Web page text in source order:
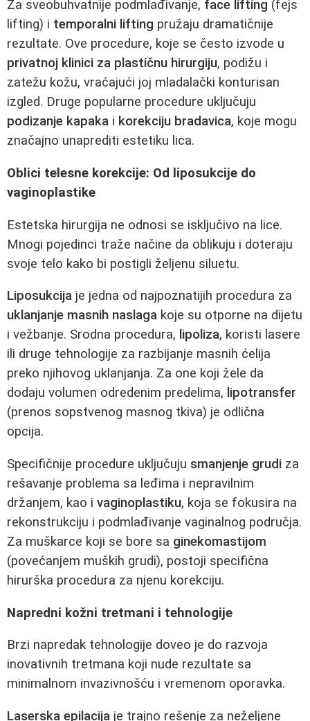
Za sveobuhvatnije podmlađivanje, face lifting (fejs
lifting) i temporalni lifting pružaju dramatičnije
rezultate. Ove procedure, koje se često izvode u
privatnoj klinici za plastičnu hirurgiju, podižu i
zatežu kožu, vraćajući joj mladalački konturisan
izgled. Druge popularne procedure uključuju
podizanje kapaka i korekciju bradavica, koje mogu
značajno unaprediti estetiku lica.
Oblici telesne korekcije: Od liposukcije do
vaginoplastike
Estetska hirurgija ne odnosi se isključivo na lice.
Mnogi pojedinci traže načine da oblikuju i doteraju
svoje telo kako bi postigli željenu siluetu.
Liposukcija je jedna od najpoznatijih procedura za
uklanjanje masnih naslaga koje su otporne na dijetu
i vežbanje. Srodna procedura, lipoliza, koristi lasere
ili druge tehnologije za razbijanje masnih ćelija
preko njihovog uklanjanja. Za one koji žele da
dodaju volumen odredenim predelima, lipotransfer
(prenos sopstvenog masnog tkiva) je odlična
opcija.
Specifičnije procedure uključuju smanjenje grudi za
rešavanje problema sa leđima i nepravilnim
držanjem, kao i vaginoplastiku, koja se fokusira na
rekonstrukciju i podmlađivanje vaginalnog područja.
Za muškarce koji se bore sa ginekomastijom
(povećanjem muških grudi), postoji specifična
hirurška procedura za njenu korekciju.
Napredni kožni tretmani i tehnologije
Brzi napredak tehnologije doveo je do razvoja
inovativnih tretmana koji nude rezultate sa
minimalnom invazivnošću i vremenom oporavka.
Laserska epilacija je trajno rešenje za neželjene